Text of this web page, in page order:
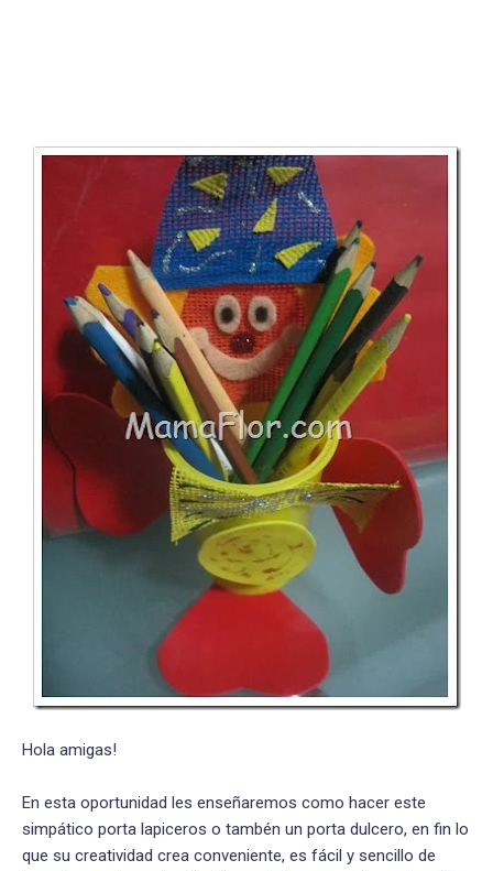
Hola amigas!
En esta oportunidad les enseñaremos como hacer este
simpático porta lapiceros o tambén un porta dulcero, en fin lo
que su creatividad crea conveniente, es fácil y sencillo de